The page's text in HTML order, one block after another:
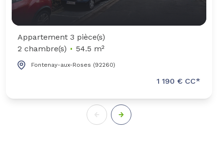
Appartement 3 pièce(s)
2 chambre(s)
54.5 m²
Fontenay-aux-Roses (92260)
1 190 € CC*